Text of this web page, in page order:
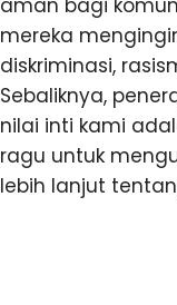
aman bagi
mereka
diskriminasi,
Sebaliknya,
nilai inti kami
ragu untuk
lebih lanjut